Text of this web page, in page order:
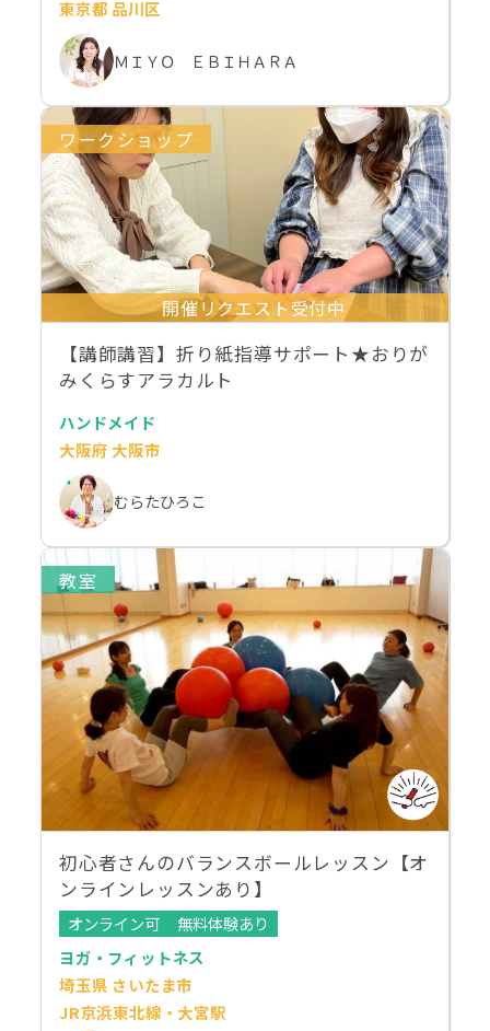
東京都 品川区
ＭＩＹＯ ＥＢＩＨＡＲＡ
ワークショップ
開催リクエスト受付中
【講師講習】折り紙指導サポート★おりが
みくらすアラカルト
ハンドメイド
大阪府 大阪市
むらたひろこ
教室
初心者さんのバランスボールレッスン【オ
ンラインレッスンあり】
オンライン可
無料体験あり
ヨガ・フィットネス
埼玉県 さいたま市
JR京浜東北線・大宮駅